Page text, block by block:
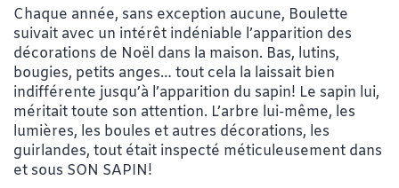
Chaque année, sans exception aucune, Boulette
suivait avec un intérêt indéniable l’apparition des
décorations de Noël dans la maison. Bas, lutins,
bougies, petits anges… tout cela la laissait bien
indifférente jusqu’à l’apparition du sapin! Le sapin lui,
méritait toute son attention. L’arbre lui-même, les
lumières, les boules et autres décorations, les
guirlandes, tout était inspecté méticuleusement dans
et sous SON SAPIN!